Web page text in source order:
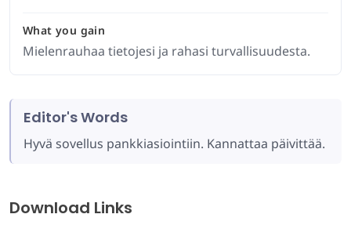
What you gain
Mielenrauhaa tietojesi ja rahasi turvallisuudesta.
Editor's Words
Hyvä sovellus pankkiasiointiin. Kannattaa päivittää.
Download Links